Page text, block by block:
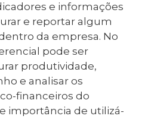
e informações
e reportar algum
da empresa. No
pode ser
produtividade,
e analisar os
financeiros do
importância de utilizá-